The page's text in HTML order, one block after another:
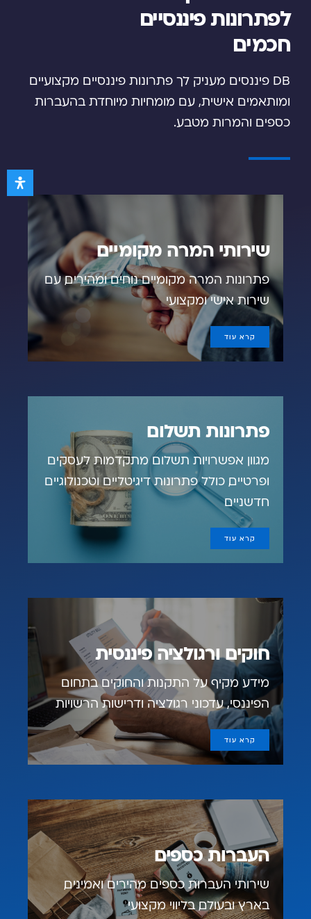
לפתרונות פיננסיים
חכמים
DB פיננסים מעניק לך פתרונות פיננסיים מקצועיים
ומותאמים אישית, עם מומחיות מיוחדת בהעברות
כספים והמרות מטבע.
שירותי המרה מקומיים
פתרונות המרה מקומיים נוחים ומהירים, עם
שירות אישי ומקצועי
קרא עוד
פתרונות תשלום
מגוון אפשרויות תשלום מתקדמות לעסקים
ופרטיים, כולל פתרונות דיגיטליים וטכנולוגיים
חדשניים
קרא עוד
חוקים ורגולציה פיננסית
מידע מקיף על התקנות והחוקים בתחום
הפיננסי, עדכוני רגולציה ודרישות הרשויות
קרא עוד
העברות כספים
שירותי העברות כספים מהירים ואמינים,
בארץ ובעולם, בליווי מקצועי